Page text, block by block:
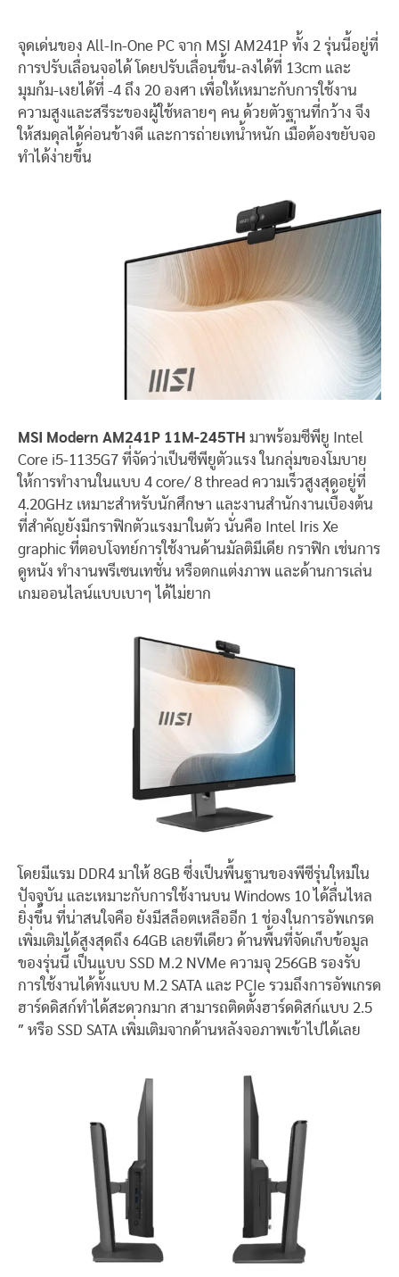
จุดเด่นของ All-In-One PC จาก MSI AM241P ทั้ง 2 รุ่นนี้อยู่ที่
การปรับเลื่อนจอได้ โดยปรับเลื่อนขึ้น-ลงได้ที่ 13cm และ
มุมก้ม-เงยได้ที่ -4 ถึง 20 องศา เพื่อให้เหมาะกับการใช้งาน
ความสูงและสรีระของผู้ใช้หลายๆ คน ด้วยตัวฐานที่กว้าง จึง
ให้สมดุลได้ค่อนข้างดี และการถ่ายเทน้ำหนัก เมื่อต้องขยับจอ
ทำได้ง่ายขึ้น
MSI Modern AM241P 11M-245TH มาพร้อมซีพียู Intel
Core i5-1135G7 ที่จัดว่าเป็นซีพียูตัวแรง ในกลุ่มของโมบาย
ให้การทำงานในแบบ 4 core/ 8 thread ความเร็วสูงสุดอยู่ที่
4.20GHz เหมาะสำหรับนักศึกษา และงานสำนักงานเบื้องต้น
ที่สำคัญยังมีกราฟิกตัวแรงมาในตัว นั่นคือ Intel Iris Xe
graphic ที่ตอบโจทย์การใช้งานด้านมัลติมีเดีย กราฟิก เช่นการ
ดูหนัง ทำงานพรีเซนเทชั่น หรือตกแต่งภาพ และด้านการเล่น
เกมออนไลน์แบบเบาๆ ได้ไม่ยาก
โดยมีแรม DDR4 มาให้ 8GB ซึ่งเป็นพื้นฐานของพีซีรุ่นใหม่ใน
ปัจจุบัน และเหมาะกับการใช้งานบน Windows 10 ได้ลื่นไหล
ยิ่งขึ้น ที่น่าสนใจคือ ยังมีสล็อตเหลืออีก 1 ช่องในการอัพเกรด
เพิ่มเติมได้สูงสุดถึง 64GB เลยทีเดียว ด้านพื้นที่จัดเก็บข้อมูล
ของรุ่นนี้ เป็นแบบ SSD M.2 NVMe ความจุ 256GB รองรับ
การใช้งานได้ทั้งแบบ M.2 SATA และ PCIe รวมถึงการอัพเกรด
ฮาร์ดดิสก์ทำได้สะดวกมาก สามารถติดตั้งฮาร์ดดิสก์แบบ 2.5
″ หรือ SSD SATA เพิ่มเติมจากด้านหลังจอภาพเข้าไปได้เลย